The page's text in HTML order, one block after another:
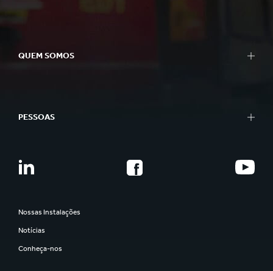
QUEM SOMOS
PESSOAS
Nossas Instalações
Notícias
Conheça-nos